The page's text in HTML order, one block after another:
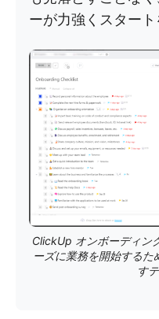
ーが力強くスタート
ClickUp オンボーディン
ーズに業務を開始する
す